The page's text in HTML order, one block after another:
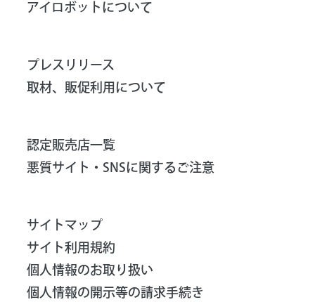
アイロボットについて
プレスリリース
取材、販促利用について
認定販売店一覧
悪質サイト・SNSに関するご注意
サイトマップ
サイト利用規約
個人情報のお取り扱い
個人情報の開示等の請求手続き